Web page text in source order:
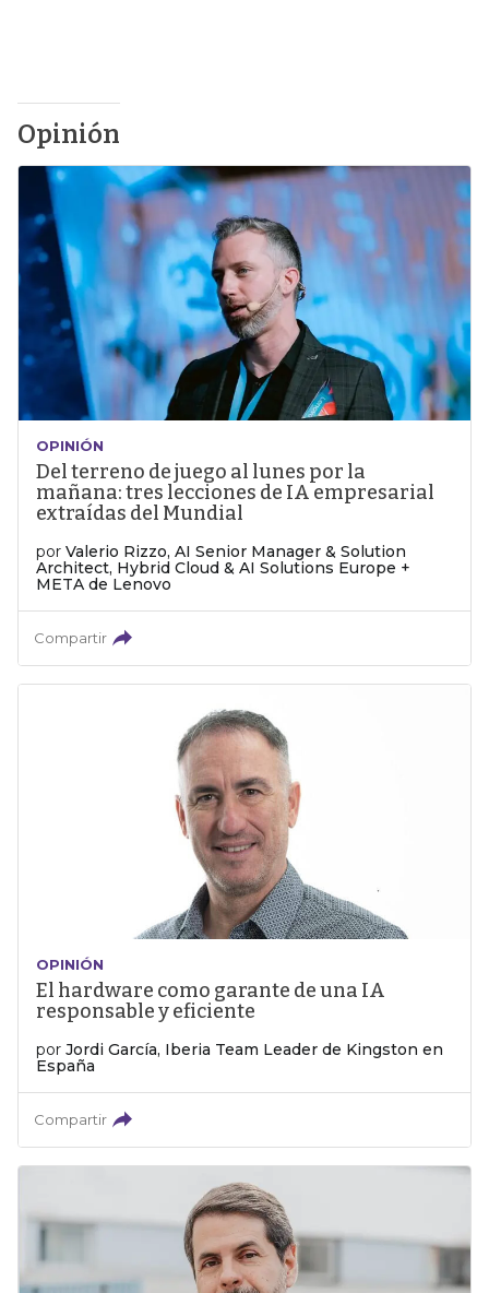
Opinión
OPINIÓN
Del terreno de juego al lunes por la
mañana: tres lecciones de IA empresarial
extraídas del Mundial
por Valerio Rizzo, AI Senior Manager & Solution
Architect, Hybrid Cloud & AI Solutions Europe +
META de Lenovo
Compartir
OPINIÓN
El hardware como garante de una IA
responsable y eficiente
por Jordi García, Iberia Team Leader de Kingston en
España
Compartir